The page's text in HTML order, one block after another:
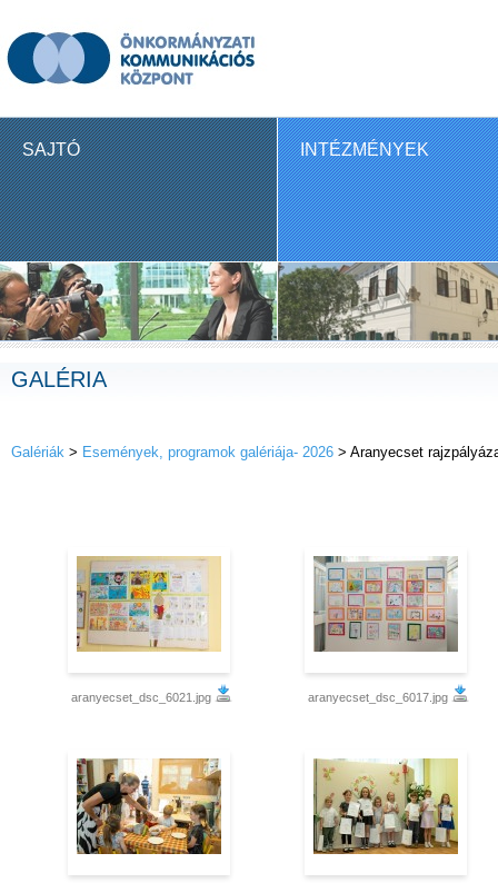
SAJTÓ INTÉZMÉNYEK
GALÉRIA
Galériák > Események, programok galériája- 2026 > Aranyecset
aranyecset_dsc_6021.jpg aranyecset_dsc_6017.jpg